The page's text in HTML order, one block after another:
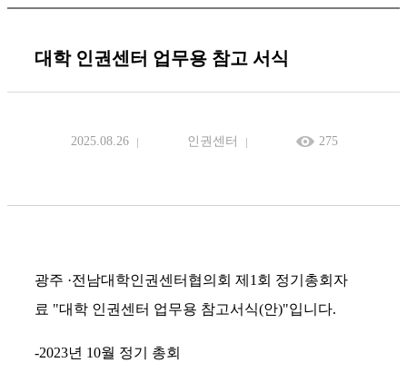
대학 인권센터 업무용 참고 서식
2025.08.26 인권센터 275
광주 ·전남대학인권센터협의회 제1회 정기총회자
료 "대학 인권센터 업무용 참고서식(안)"입니다.
-2023년 10월 정기 총회